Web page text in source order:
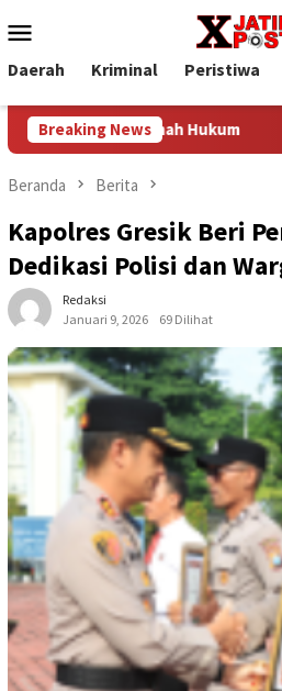
ke
kontenMobile
Daerah Kriminal Peristiwa
Breaking News
Rumah Hukum
Beranda Berita
Kapolres Gresik Beri
Dedikasi Polisi dan
Redaksi
Januari 9, 2026
69 Dilihat